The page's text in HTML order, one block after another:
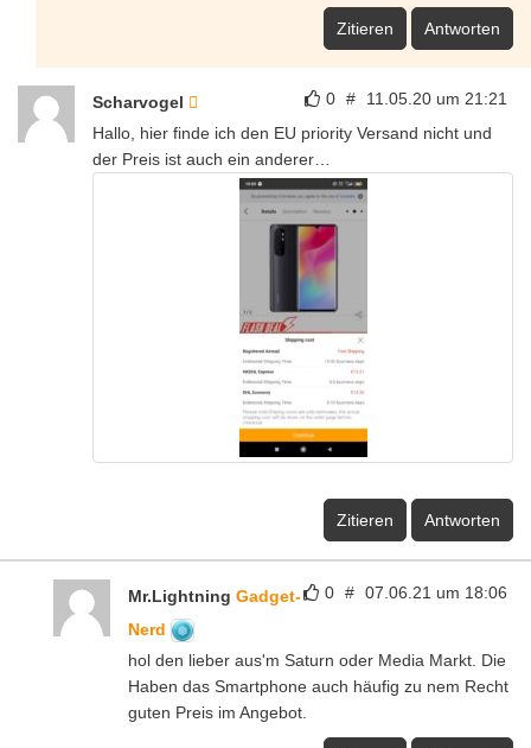
Zitieren Antworten
0 # 11.05.20 um 21:21
Scharvogel
Hallo, hier finde ich den EU priority Versand nicht und
der Preis ist auch ein anderer…
Zitieren Antworten
0 # 07.06.21 um 18:06
Mr.Lightning Gadget-
Nerd
hol den lieber aus'm Saturn oder Media Markt. Die
Haben das Smartphone auch häufig zu nem Recht
guten Preis im Angebot.